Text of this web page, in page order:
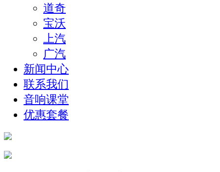
道奇
宝沃
上汽
广汽
新闻中心
联系我们
音响课堂
优惠套餐